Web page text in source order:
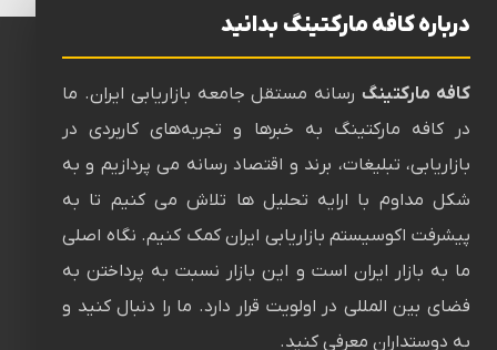
درباره کافه مارکتینگ بدانید
کافه مارکتینگرسانه‌ مستقل جامعه بازاریابی ایران. ما
در کافه مارکتینگ به خبرها و تجربه‌های کاربردی در
بازاریابی، تبلیغات، برند و اقتصاد رسانه می پردازیم و به
شکل مداوم با ارایه تحلیل ها تلاش می کنیم تا به
پیشرفت اکوسیستم بازاریابی ایران کمک کنیم. نگاه اصلی
ما به بازار ایران است و این بازار نسبت به پرداختن به
فضای بین المللی در اولویت قرار دارد. ما را دنبال کنید و
به دوستداران معرفی کنید.